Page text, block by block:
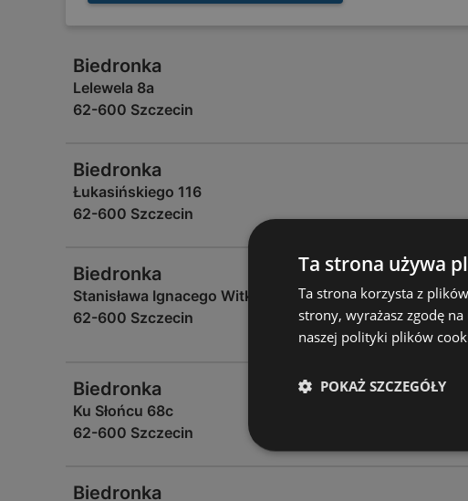
Biedronka
Lelewela 8a
62-600 Szczecin
Biedronka
Łukasińskiego 116
62-600 Szczecin
Biedronka
Stanisława Ignacego Witkiewicza 41
62-600 Szczecin
Biedronka
Ku Słońcu 68c
62-600 Szczecin
Biedronka
Ta strona używa
Ta strona korzysta z
strony, wyrażasz zgodę
naszej polityki plików
POKAŻ SZCZEGÓŁY